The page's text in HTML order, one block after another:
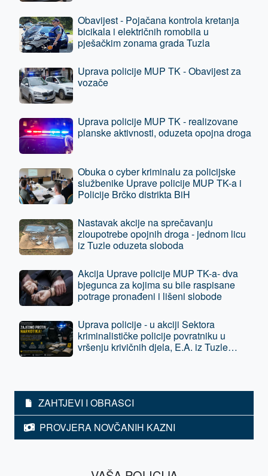
Obavijest - Pojačana kontrola kretanja
bicikala i električnih romobila u
pješačkim zonama grada Tuzla
Uprava policije MUP TK - Obavijest za
vozače
Uprava policije MUP TK - realizovane
planske aktivnosti, oduzeta opojna droga
Obuka o cyber kriminalu za policijske
službenike Uprave policije MUP TK-a i
Policije Brčko distrikta BiH
Nastavak akcije na sprečavanju
zloupotrebe opojnih droga - jednom licu
iz Tuzle oduzeta sloboda
Akcija Uprave policije MUP TK-a- dva
bjegunca za kojima su bile raspisane
potrage pronađeni i lišeni slobode
Uprava policije - u akciji Sektora
kriminalističke policije povratniku u
vršenju krivičnih djela, E.A. iz Tuzle
ZAHTJEVI I OBRASCI
PROVJERA NOVČANIH KAZNI